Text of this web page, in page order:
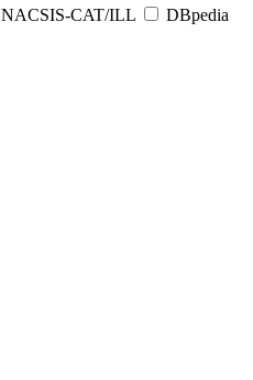
NACSIS-CAT/ILL
DBpedia